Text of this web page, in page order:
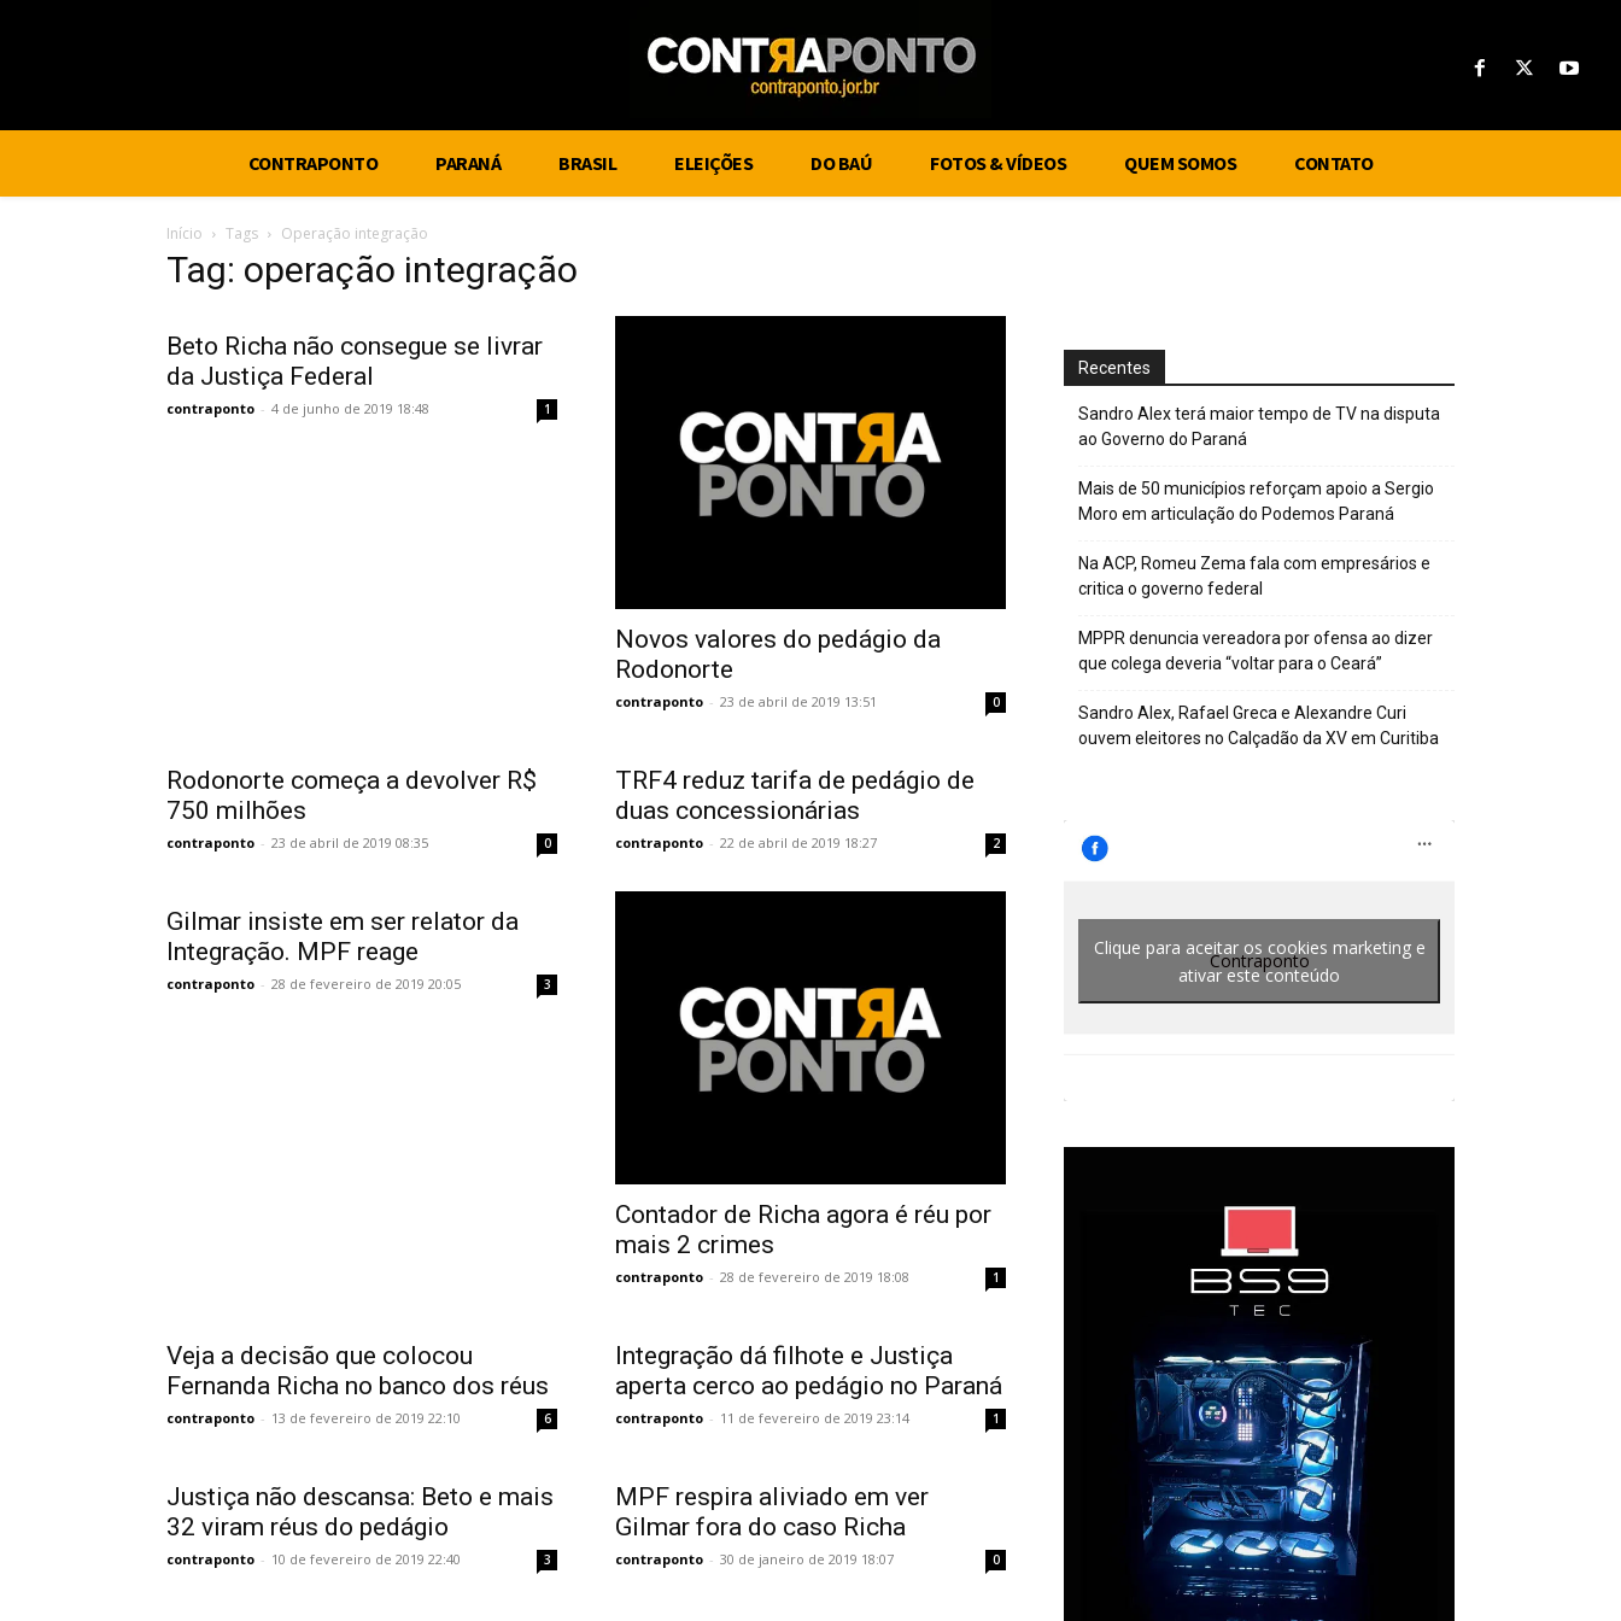
CONTRAPONTO PARANÁ BRASIL ELEIÇÕES DO BAÚ FOTOS & VÍDEOS QUEM SOMOS CONTATO
Início Tags Operação integração
Tag: operação integração
Beto Richa não consegue se livrar
da Justiça Federal
contraponto - 4 de junho de 2019 18:48 1
Novos valores do pedágio da
Rodonorte
contraponto - 23 de abril de 2019 13:51 0
Rodonorte começa a devolver R$
750 milhões
contraponto - 23 de abril de 2019 08:35 0
TRF4 reduz tarifa de pedágio de
duas concessionárias
contraponto - 22 de abril de 2019 18:27 2
Gilmar insiste em ser relator da
Integração. MPF reage
contraponto - 28 de fevereiro de 2019 20:05 3
Contador de Richa agora é réu por
mais 2 crimes
contraponto - 28 de fevereiro de 2019 18:08 1
Veja a decisão que colocou
Fernanda Richa no banco dos réus
contraponto - 13 de fevereiro de 2019 22:10 6
Integração dá filhote e Justiça
aperta cerco ao pedágio no Paraná
contraponto - 11 de fevereiro de 2019 23:14 1
Justiça não descansa: Beto e mais
32 viram réus do pedágio
contraponto - 10 de fevereiro de 2019 22:40 3
MPF respira aliviado em ver
Gilmar fora do caso Richa
contraponto - 30 de janeiro de 2019 18:07 0
Recentes
Sandro Alex terá maior tempo de TV na disputa
ao Governo do Paraná
Mais de 50 municípios reforçam apoio a Sergio
Moro em articulação do Podemos Paraná
Na ACP, Romeu Zema fala com empresários e
critica o governo federal
MPPR denuncia vereadora por ofensa ao dizer
que colega deveria “voltar para o Ceará”
Sandro Alex, Rafael Greca e Alexandre Curi
ouvem eleitores no Calçadão da XV em Curitiba
Contraponto
Clique para aceitar os cookies marketing e
ativar este conteúdo